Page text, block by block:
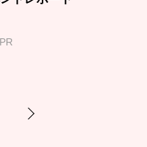
PR
Next